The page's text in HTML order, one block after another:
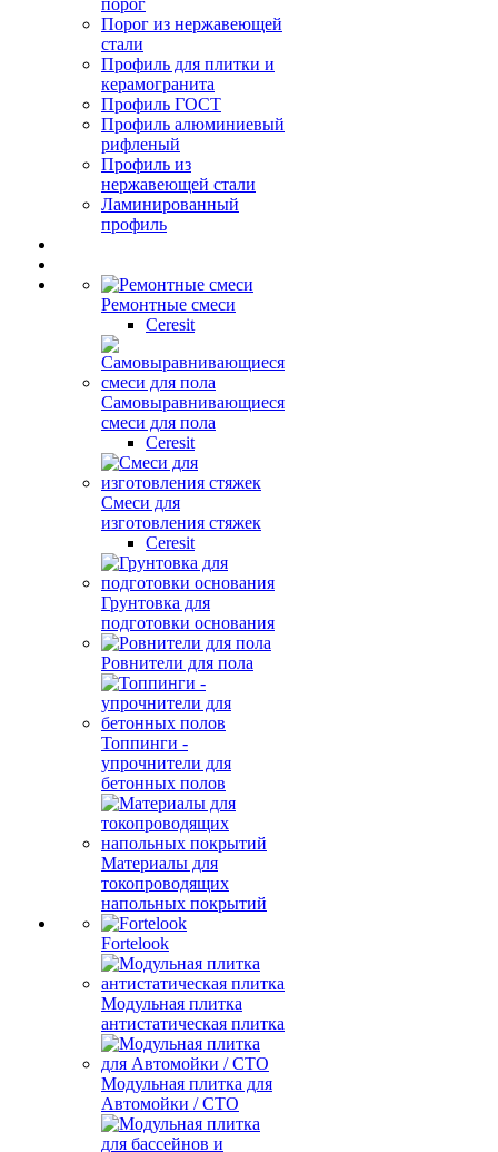
порог
Порог из нержавеющей
стали
Профиль для плитки и
керамогранита
Профиль ГОСТ
Профиль алюминиевый
рифленый
Профиль из
нержавеющей стали
Ламинированный
профиль
Ремонтные смеси
Ceresit
Самовыравнивающиеся
смеси для пола
Ceresit
Смеси для
изготовления стяжек
Ceresit
Грунтовка для
подготовки основания
Ровнители для пола
Топпинги -
упрочнители для
бетонных полов
Материалы для
токопроводящих
напольных покрытий
Fortelook
Модульная плитка
антистатическая плитка
Модульная плитка для
Автомойки / СТО